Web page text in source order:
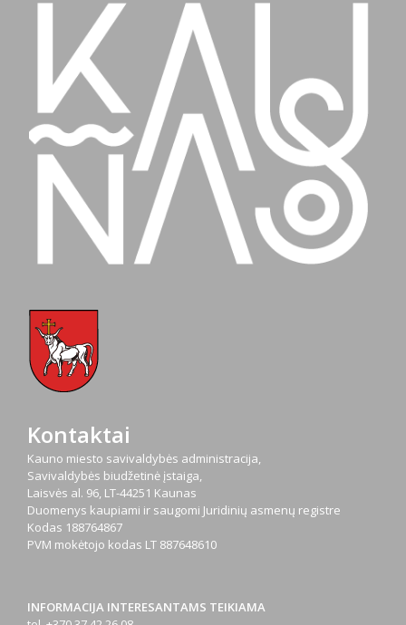
Kontaktai
Kauno miesto savivaldybės administracija,
Savivaldybės biudžetinė įstaiga,
Laisvės al. 96, LT-44251 Kaunas
Duomenys kaupiami ir saugomi Juridinių asmenų registre
Kodas 188764867
PVM mokėtojo kodas LT 887648610
INFORMACIJA INTERESANTAMS TEIKIAMA